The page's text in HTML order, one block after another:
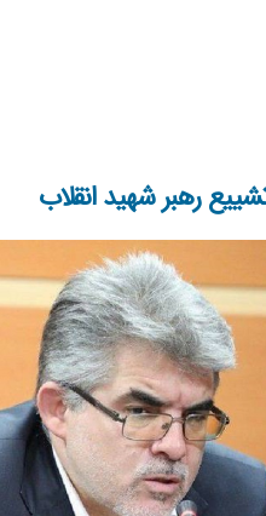
رهبر شهید انقلاب